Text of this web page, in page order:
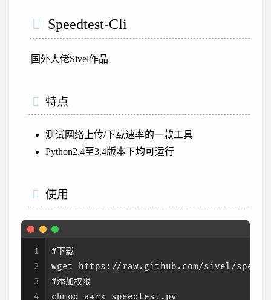
Speedtest-Cli
国外大佬Sivel作品
特点
测试网络上传/下载速率的一款工具
Python2.4至3.4版本下均可运行
使用
1
2
3
4
#下载
wget https://raw.github.com/sivel/
#添加权限
chmod a+rx speedtest.py